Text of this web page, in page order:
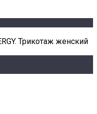
Трикотаж женский